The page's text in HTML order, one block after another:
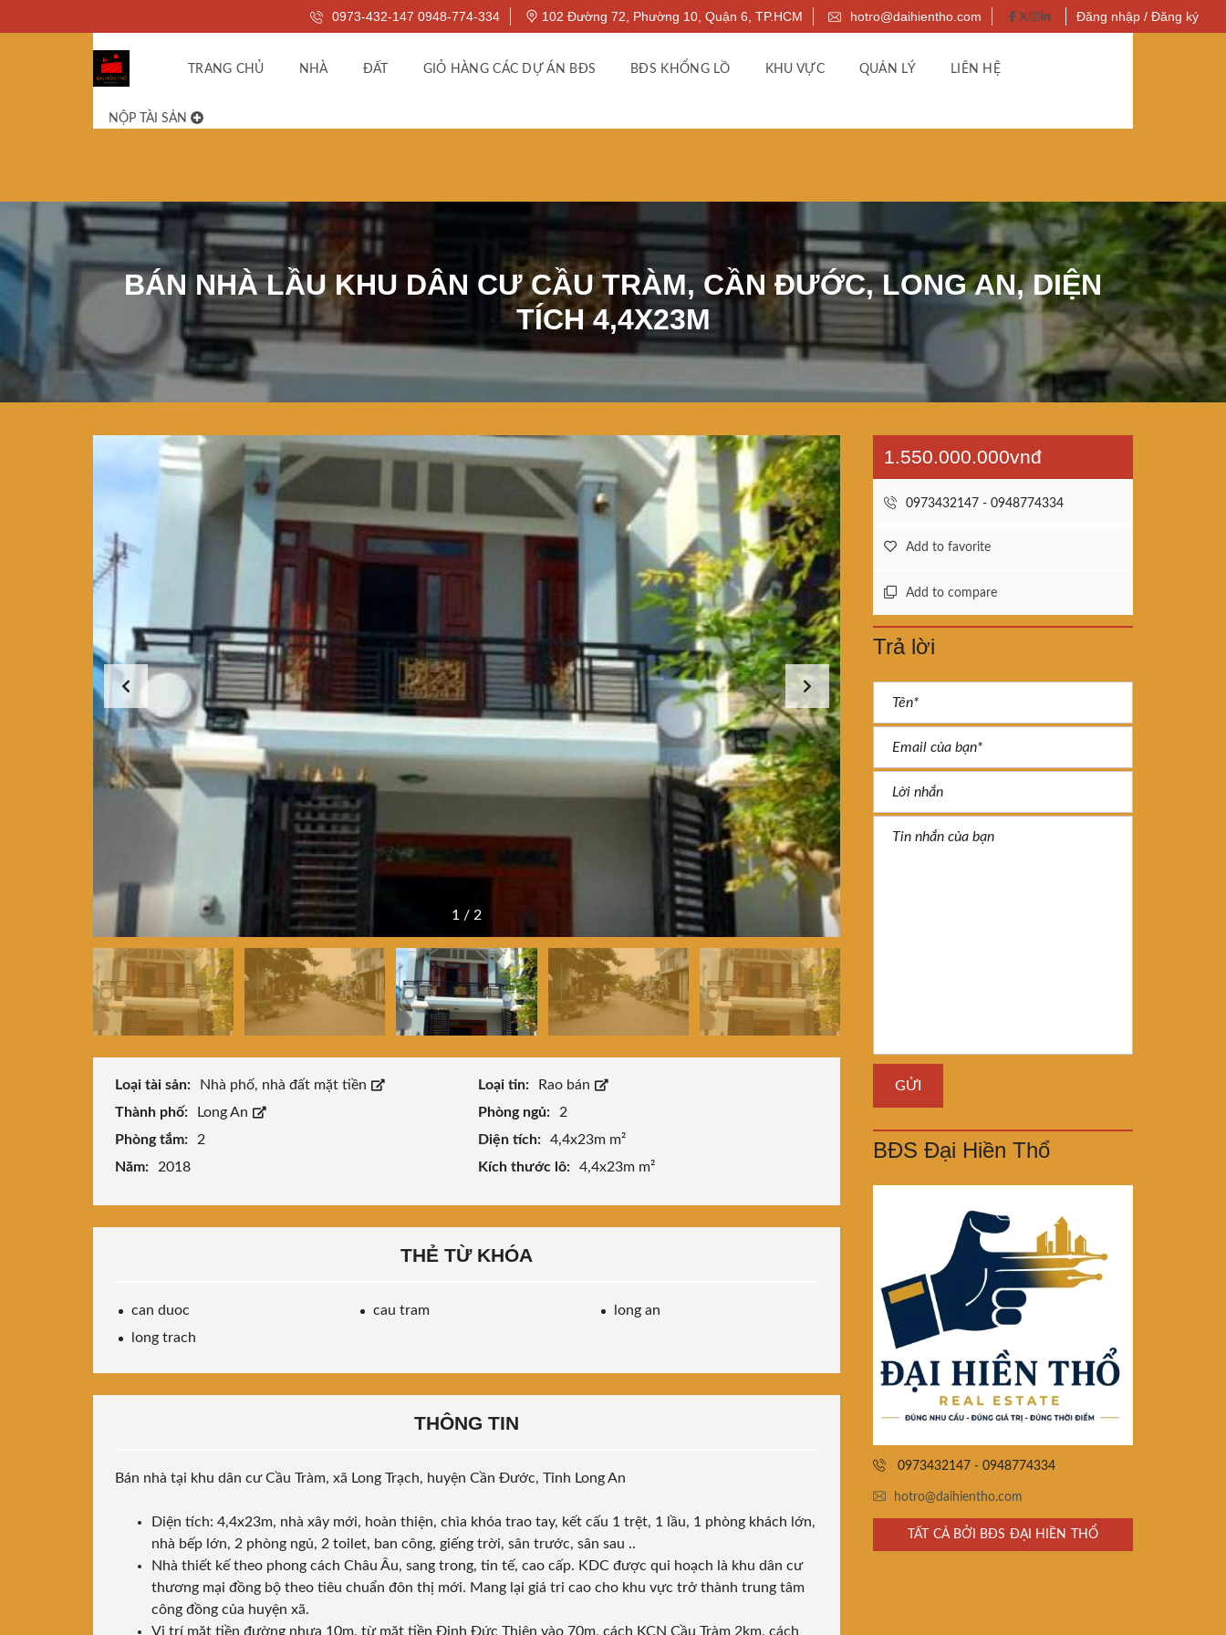
0973-432-147 0948-774-334 102 Đường 72, Phường 10, Quận 6, TP.HCM hotro@daihientho.com Đăng nhập / Đăng ký
TRANG CHỦ NHÀ ĐẤT GIỎ HÀNG CÁC DỰ ÁN BĐS BĐS KHỔNG LỒ KHU VỰC QUẢN LÝ LIÊN HỆ
NỘP TÀI SẢN
BÁN NHÀ LẦU KHU DÂN CƯ CẦU TRÀM, CẦN ĐƯỚC, LONG AN, DIỆN
TÍCH 4,4X23M
1 / 2
Loại tài sản: Nhà phố, nhà đất mặt tiền Loại tin:
Rao bán
Thành phố:
Long An Phòng ngủ:
2
Phòng tắm:
2 Diện tích:
4,4x23m m²
Năm:
2018 Kích thước lô: 4,4x23m m²
THẺ TỪ KHÓA
can duoc cau tram
long an
long trach
THÔNG TIN
Bán nhà tại khu dân cư Cầu Tràm, xã Long Trạch, huyện Cần Đước, Tỉnh Long An
Diện tích: 4,4x23m, nhà xây mới, hoàn thiện, chìa khóa trao tay, kết cấu 1 trệt, 1 lầu, 1 phòng khách lớn,
nhà bếp lớn, 2 phòng ngủ, 2 toilet, ban công, giếng trời, sân trước, sân sau ..
Nhà thiết kế theo phong cách Châu Âu, sang trong, tin tế, cao cấp. KDC được qui hoạch là khu dân cư
thương mại đồng bộ theo tiêu chuẩn đôn thị mới. Mang lại giá tri cao cho khu vực trở thành trung tâm
công đồng của huyện xã.
Vị trí mặt tiền đường nhựa 10m, từ mặt tiền Đinh Đức Thiện vào 70m, cách KCN Cầu Tràm 2km, cách
1.550.000.000vnđ
0973432147 - 0948774334
Add to favorite
Add to compare
Trả lời
BĐS Đại Hiền Thổ
0973432147 - 0948774334
hotro@daihientho.com
TẤT CẢ BỞI BĐS ĐẠI HIỀN THỔ